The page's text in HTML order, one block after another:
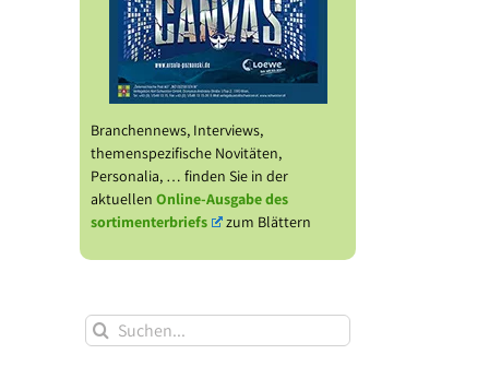
Branchennews, Interviews,
themenspezifische Novitäten,
Personalia, … finden Sie in der
aktuellen Online-Ausgabe des
sortimenterbriefs
zum Blättern
Suche
nach: